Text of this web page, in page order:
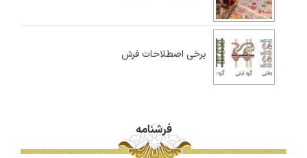
برخی اصطلاحات فرش
فرشنامه